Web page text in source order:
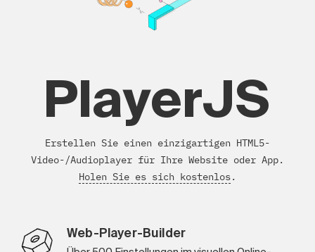
PlayerJS
Erstellen Sie einen einzigartigen HTML5-
Video-/Audioplayer für Ihre Website oder App.
Holen Sie es sich kostenlos.
Web-Player-Builder